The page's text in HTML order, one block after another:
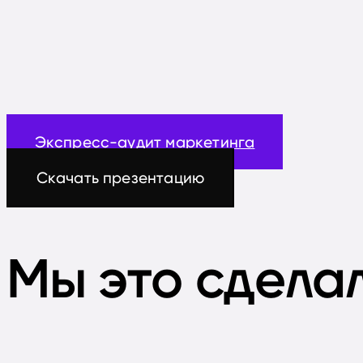
Экспресс-аудит маркетинга
Скачать презентацию
Мы это